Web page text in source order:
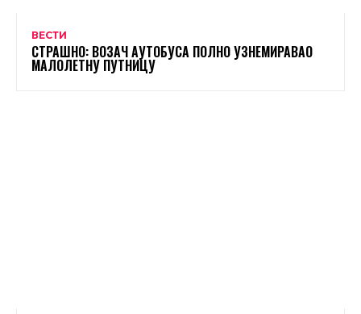
ВЕСТИ
СТРАШНО: ВОЗАЧ АУТОБУСА ПОЛНО УЗНЕМИРАВАО
МАЛОЛЕТНУ ПУТНИЦУ